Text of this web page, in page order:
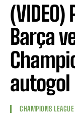
(VIDEO)
Barça
autogol
CHAMPIONS LEAGUE